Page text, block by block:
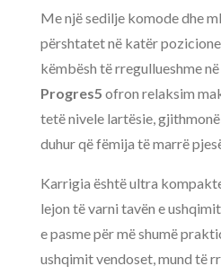
Me një sedilje komode dhe
përshtatet në katër
këmbësh të rregullueshme
Progres5 ofron relaksim
tetë nivele lartësie,
duhur që fëmija të marrë
Karrigia është ultra
lejon të varni tavën e
e pasme për më shumë
ushqimit vendoset, mund të